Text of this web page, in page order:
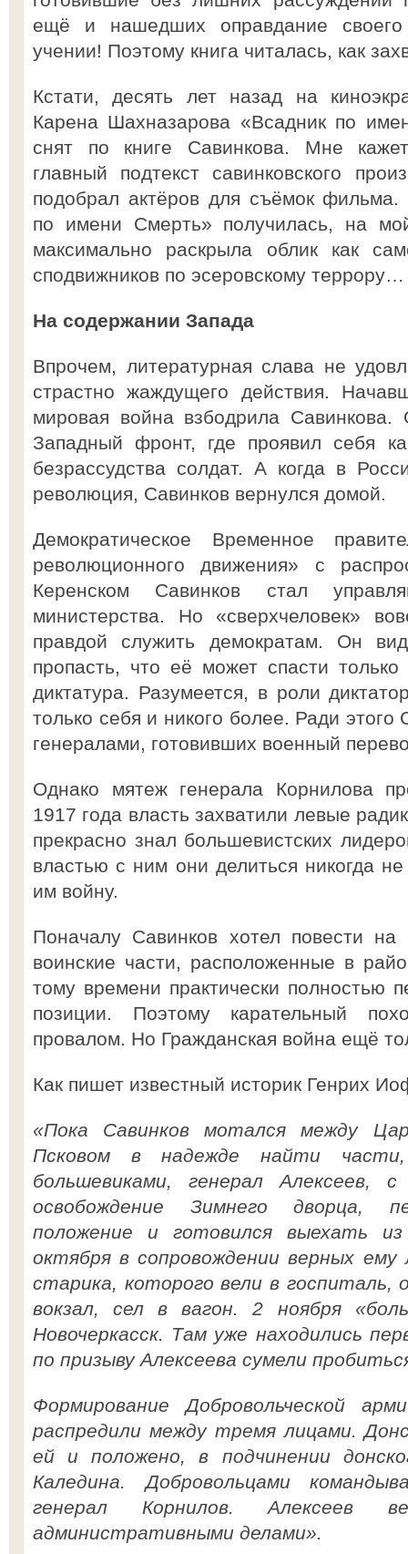
ещё и нашедших оправдание своего
учении! Поэтому книга читалась, как
Кстати, десять лет назад на
Карена Шахназарова «Всадник по
снят по книге Савинкова. Мне
главный подтекст савинковского
подобрал актёров для съёмок фильма.
по имени Смерть» получилась, на
максимально раскрыла облик как
сподвижников по эсеровскому террору…
На содержании Запада
Впрочем, литературная слава не
страстно жаждущего действия.
мировая война взбодрила
Западный фронт, где проявил себя
безрассудства солдат. А когда в
революция, Савинков вернулся домой.
Демократическое Временное
революционного движения» с
Керенском Савинков стал
министерства. Но «сверхчеловек»
правдой служить демократам. Он
пропасть, что её может спасти
диктатура. Разумеется, в роли
только себя и никого более. Ради этого
генералами, готовивших военный
Однако мятеж генерала Корнилова
1917 года власть захватили левые
прекрасно знал большевистских
властью с ним они делиться никогда
им войну.
Поначалу Савинков хотел повести
воинские части, расположенные в
тому времени практически полностью
позиции. Поэтому карательный
провалом. Но Гражданская война ещё
Как пишет известный историк Генрих
«Пока Савинков мотался между
Псковом в надежде найти
большевиками, генерал Алексеев,
освобождение Зимнего дворца,
положение и готовился выехать
октября в сопровождении верных
старика, которого вели в госпиталь,
вокзал, сел в вагон. 2 ноября
Новочеркасск. Там уже находились
по призыву Алексеева сумели
Формирование Добровольческой
распредили между тремя лицами.
ей и положено, в подчинении
Каледина. Добровольцами
генерал Корнилов. Алексеев
административными делами».